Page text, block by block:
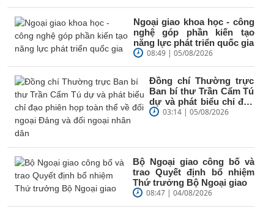
Ngoại giao khoa học - công
nghệ góp phần kiến tạo
năng lực phát triển quốc gia
08:49 | 05/08/2026
Đồng chí Thường trực
Ban bí thư Trần Cẩm Tú
dự và phát biểu chỉ đạo
phiên họp toàn thể về
03:14 | 05/08/2026
Bộ Ngoại giao công bố và
trao Quyết định bổ nhiệm
Thứ trưởng Bộ Ngoại giao
08:47 | 04/08/2026